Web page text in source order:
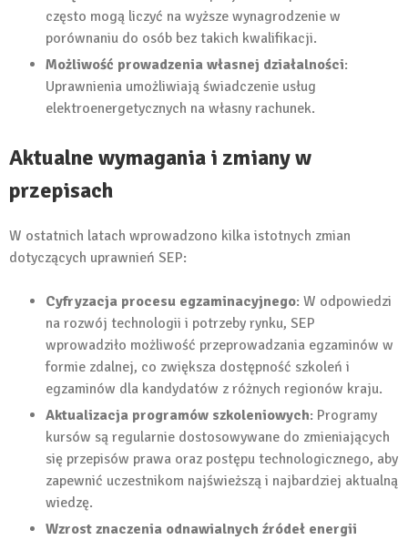
często mogą liczyć na wyższe wynagrodzenie w
porównaniu do osób bez takich kwalifikacji.
Możliwość prowadzenia własnej działalności:
Uprawnienia umożliwiają świadczenie usług
elektroenergetycznych na własny rachunek.
Aktualne wymagania i zmiany w
przepisach
W ostatnich latach wprowadzono kilka istotnych zmian
dotyczących uprawnień SEP:
Cyfryzacja procesu egzaminacyjnego: W odpowiedzi
na rozwój technologii i potrzeby rynku, SEP
wprowadziło możliwość przeprowadzania egzaminów w
formie zdalnej, co zwiększa dostępność szkoleń i
egzaminów dla kandydatów z różnych regionów kraju.
Aktualizacja programów szkoleniowych: Programy
kursów są regularnie dostosowywane do zmieniających
się przepisów prawa oraz postępu technologicznego, aby
zapewnić uczestnikom najświeższą i najbardziej aktualną
wiedzę.
Wzrost znaczenia odnawialnych źródeł energii